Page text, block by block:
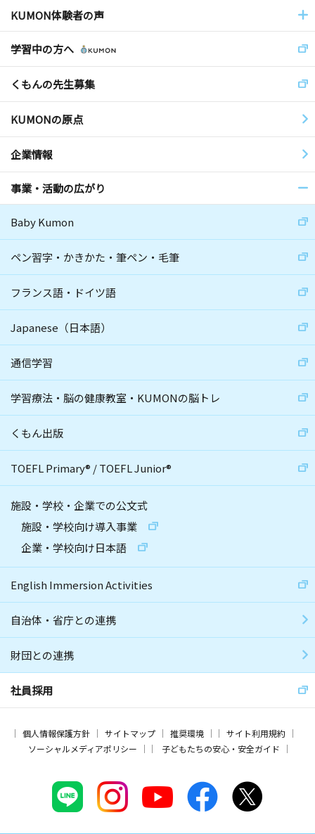
KUMON体験者の声
学習中の方へ
くもんの先生募集
KUMONの原点
企業情報
事業・活動の広がり
Baby Kumon
ペン習字・かきかた・筆ペン・毛筆
フランス語・ドイツ語
Japanese（日本語）
通信学習
学習療法・脳の健康教室・KUMONの脳トレ
くもん出版
TOEFL Primary® /TOEFL Junior®
施設・学校・企業での公文式
施設・学校向け導入事業
企業・学校向け日本語
English Immersion Activities
自治体・省庁との連携
財団との連携
社員採用
個人情報保護方針 サイトマップ 推奨環境
サイト利用規約
ソーシャルメディアポリシー
子どもたちの安心・安全ガイド